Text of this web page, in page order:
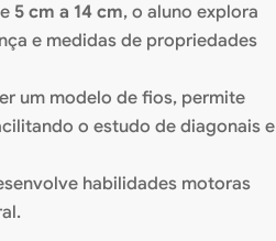
5 cm a 14 cm, o aluno explora
e medidas de propriedades
um modelo de fios, permite
o estudo de diagonais e
habilidades motoras